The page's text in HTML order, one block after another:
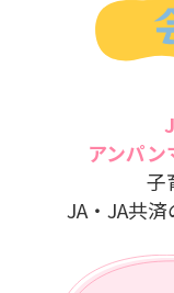
アンパン
子
JA・JA共